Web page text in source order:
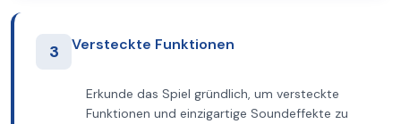
3 Versteckte Funktionen
Erkunde das Spiel gründlich, um versteckte
Funktionen und einzigartige Soundeffekte zu